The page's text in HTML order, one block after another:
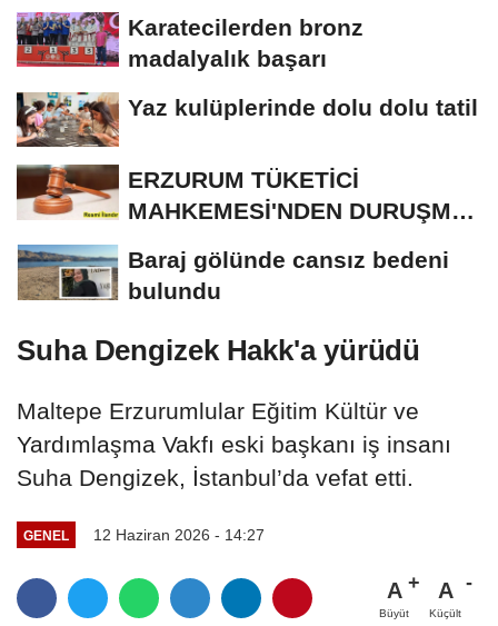
Karatecilerden bronz
madalyalık başarı
Yaz kulüplerinde dolu dolu tatil
ERZURUM TÜKETİCİ
MAHKEMESİ'NDEN DURUŞMA
Baraj gölünde cansız bedeni
bulundu
Suha Dengizek Hakk'a yürüdü
Maltepe Erzurumlular Eğitim Kültür ve
Yardımlaşma Vakfı eski başkanı iş insanı
Suha Dengizek, İstanbul’da vefat etti.
GENEL 12 Haziran 2026 - 14:27
A
Büyüt
A
Küçült